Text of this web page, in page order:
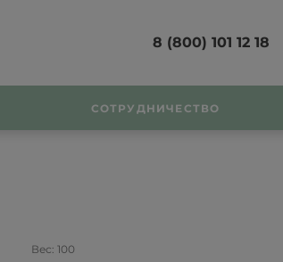
8 (800) 101 12 18
СОТРУДНИЧЕСТВО
Вес: 100